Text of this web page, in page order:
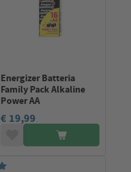
Energizer Batteria
Family Pack Alkaline
Power AA
€ 19,99